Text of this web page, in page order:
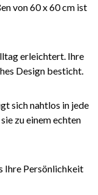
von 60 x 60 cm ist
erleichtert. Ihre
Design besticht.
sich nahtlos in jede
zu einem echten
Ihre Persönlichkeit